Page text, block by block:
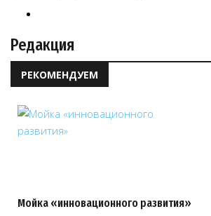
Редакция
РЕКОМЕНДУЕМ
Мойка «инновационного развития»